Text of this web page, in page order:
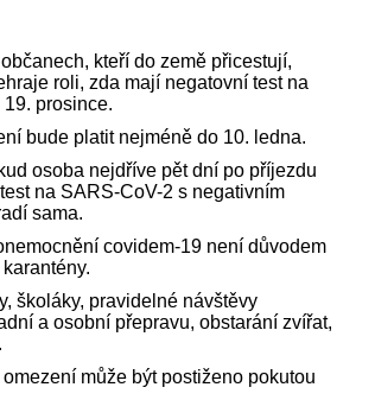
kteří do země přicestují,
roli, zda mají negatovní test na
prosince.
bude platit nejméně do 10. ledna.
osoba nejdříve pět dní po příjezdu
na SARS-CoV-2 s negativním
sama.
covidem-19 není důvodem
školáky, pravidelné návštěvy
a osobní přepravu, obstarání zvířat,
může být postiženo pokutou